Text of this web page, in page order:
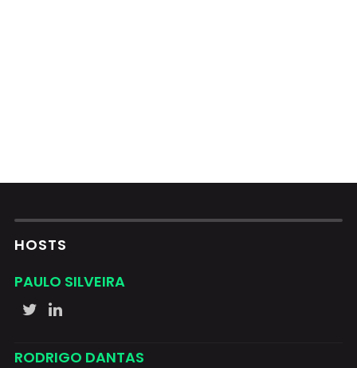
HOSTS
PAULO SILVEIRA
RODRIGO DANTAS